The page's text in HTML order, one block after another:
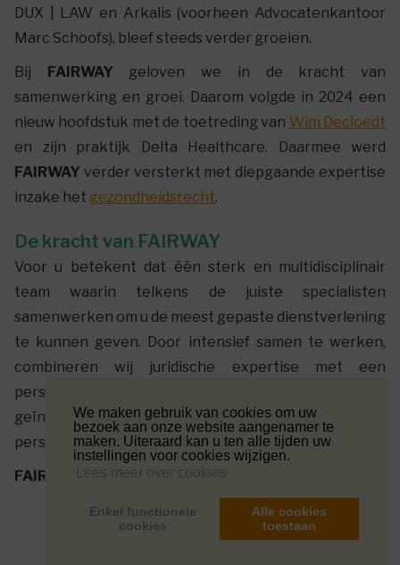
We maken gebruik van cookies om uw
bezoek aan onze website aangenamer te
maken. Uiteraard kan u ten alle tijden uw
instellingen voor cookies wijzigen.
Enkel functionele
cookies
Alle cookies
toestaan
DUX | LAW en Arkalis (voorheen Advocatenkantoor
Marc Schoofs), bleef steeds verder groeien.
Bij FAIRWAY geloven we in de kracht van
samenwerking en groei. Daarom volgde in 2024 een
nieuw hoofdstuk met de toetreding van Wim Decloedt
en zijn praktijk Delta Healthcare. Daarmee werd
FAIRWAY verder versterkt met diepgaande expertise
inzake het gezondheidsrecht.
De kracht van FAIRWAY
Voor u betekent dat één sterk en multidisciplinair
team waarin telkens de juiste specialisten
samenwerken om u de meest gepaste dienstverlening
te kunnen geven. Door intensief samen te werken,
combineren wij juridische expertise met een
persoonlijke aanpak, zodat u kan rekenen op
geïntegreerde begeleiding in elke fase van het
persoonlijke en professionele leven.
FAIRWAY